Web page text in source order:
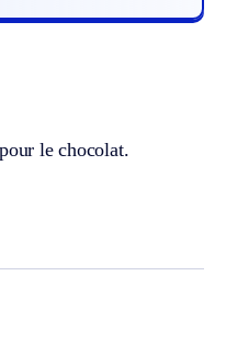
le chocolat.